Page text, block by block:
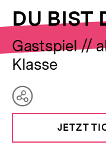
DU BIST
Gastspiel //
Klasse
JETZT
Teilen
Optionen
anzeigen